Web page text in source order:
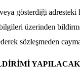
gösterdiği
üzerinden
sözleşmeden